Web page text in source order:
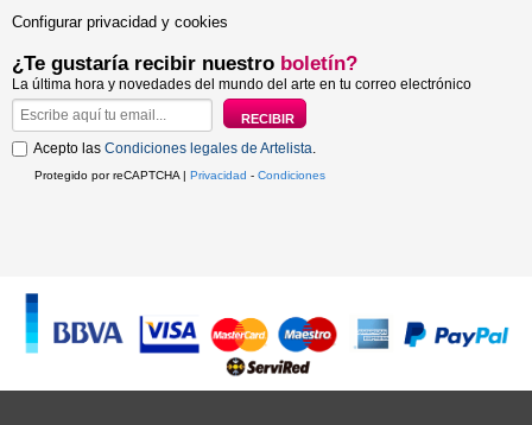
Configurar privacidad y cookies
¿Te gustaría recibir nuestro boletín?
La última hora y novedades del mundo del arte en tu correo electrónico
Acepto las Condiciones legales de Artelista
Protegido por reCAPTCHA | Privacidad - Condiciones